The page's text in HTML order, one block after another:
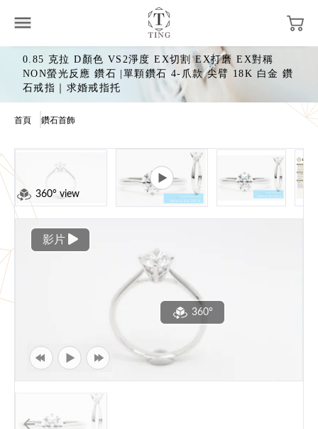
0.85 克拉 D顏色 VS2淨度 EX切割 EX打磨 EX對稱
NON螢光反應 鑽石 |單顆鑽石 4-爪款 尖臂 18K 白金 鑽
石戒指｜求婚戒指托
首頁 鑽石首飾
360° view
影片
360°